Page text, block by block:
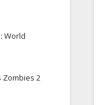
World
Zombies 2